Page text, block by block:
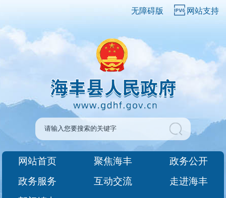
无障碍版 网站支持
网站首页 聚焦海丰
政务公开
政务服务
互动交流
走进海丰